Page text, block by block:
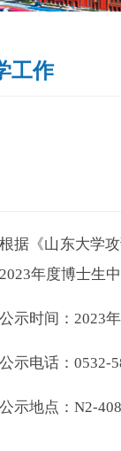
工作
根据 《山东大学
2023年度博士生
公示时间：2023
公示电话 ：0532-
公示地点：N2-408